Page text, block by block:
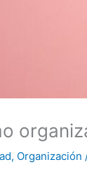
, Organización